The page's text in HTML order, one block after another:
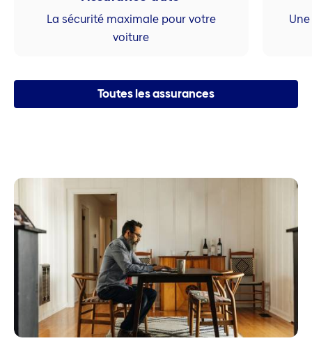
La sécurité maximale pour votre
voiture
Toutes les assurances